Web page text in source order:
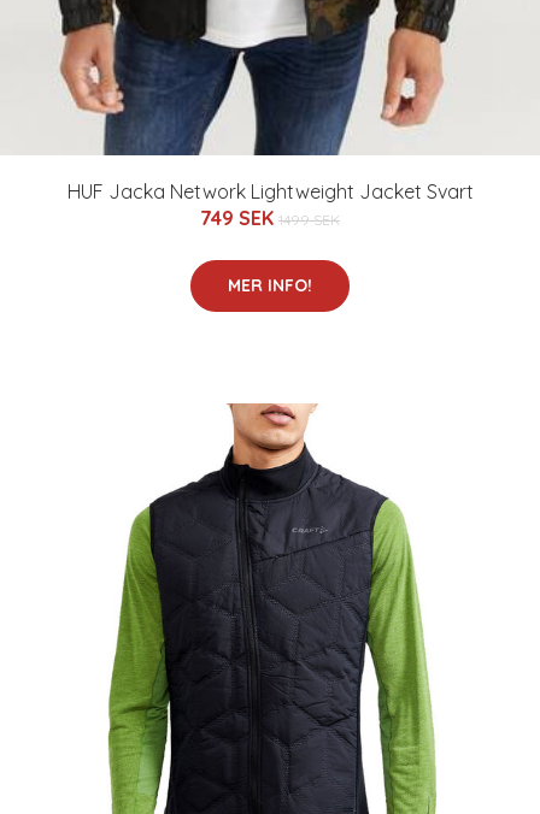
HUF Jacka Network Lightweight Jacket Svart
749 SEK 1499 SEK
MER INFO!